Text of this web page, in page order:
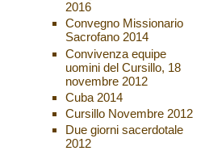
2016
Convegno Missionario
Sacrofano 2014
Convivenza equipe
uomini del Cursillo, 18
novembre 2012
Cuba 2014
Cursillo Novembre 2012
Due giorni sacerdotale
2012